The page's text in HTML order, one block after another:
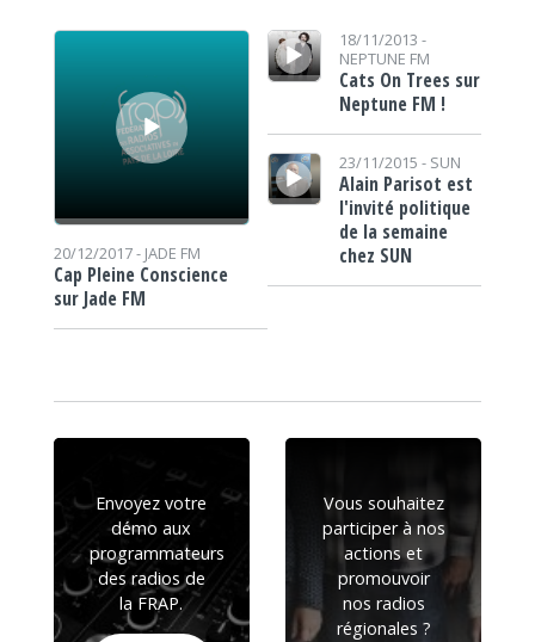
Lecteur audio
20/12/2017 - JADE FM
Cap Pleine Conscience
sur Jade FM
Lecteur audio18/11/2013 -
NEPTUNE FM
Cats On Trees sur
Neptune FM !
Lecteur audio
23/11/2015 - SUN
Alain Parisot est
l'invité politique
de la semaine
chez SUN
Envoyez votre
démo aux
programmateurs
des radios de
la FRAP.
Vous souhaitez
participer à nos
actions et
promouvoir
nos radios
régionales ?